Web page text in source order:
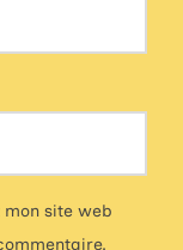
site web